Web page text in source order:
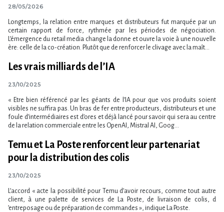
28/05/2026
Longtemps, la relation entre marques et distributeurs fut marquée par un
certain rapport de force, rythmée par les périodes de négociation.
L’émergence du retail media change la donne et ouvre la voie à une nouvelle
ère: celle de la co-création. Plutôt que de renforcer le clivage avec la maît...
Les vrais milliards de l’IA
23/10/2025
« Etre bien référencé par les géants de l​‌’IA pour que vos produits soient
visibles ne suffira pas. Un bras de fer entre producteurs, distributeurs et une
foule d​‌’intermédiaires est d​‌’ores et déjà lancé pour savoir qui sera au centre
de la relation commerciale entre les OpenAI, Mistral AI, Goog...
Temu et La Poste renforcent leur partenariat
pour la distribution des colis
23/10/2025
L’accord « acte la possibilité pour Temu d​‌’avoir recours, comme tout autre
client, à une palette de services de La Poste, de livraison de colis, d​
‌’entreposage ou de préparation de commandes », indique La Poste.